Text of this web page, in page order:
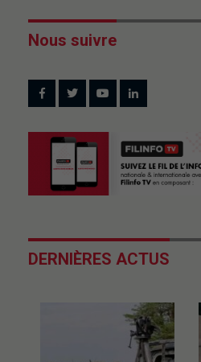
Nous suivre
DERNIÈRES ACTUS